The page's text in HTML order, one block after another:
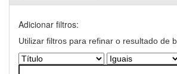
Adicionar filtros:
Utilizar filtros para refinar o resultado de